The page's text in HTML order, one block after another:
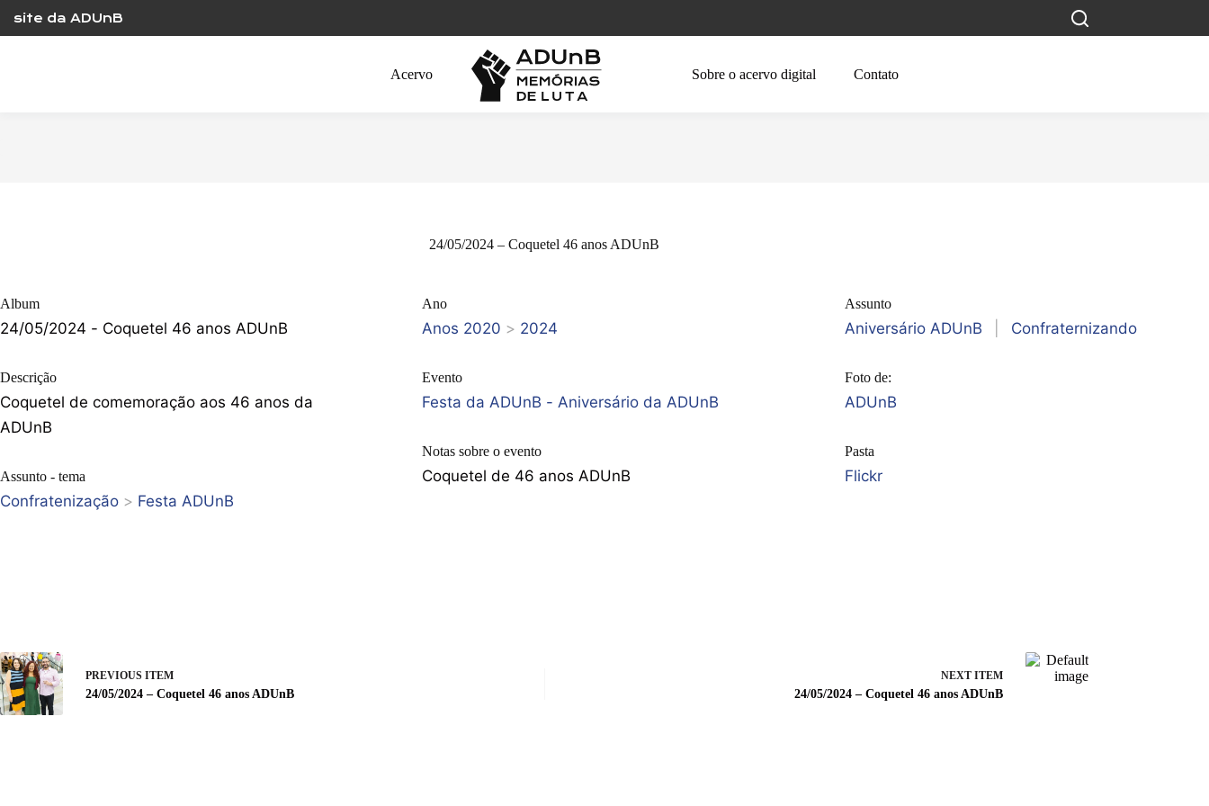
content
site da ADUnB
Acervo Sobre o acervo digital Contato
24/05/2024 – Coquetel 46 anos ADUnB
Album
24/05/2024 - Coquetel 46 anos ADUnB
Descrição
Coquetel de comemoração aos 46 anos da
ADUnB
Assunto - tema
Confratenização > Festa ADUnB
Ano
Anos 2020 > 2024
Evento
Festa da ADUnB - Aniversário da ADUnB
Notas sobre o evento
Coquetel de 46 anos ADUnB
Assunto
Aniversário ADUnB Confraternizando
Foto de:
ADUnB
Pasta
Flickr
PREVIOUS ITEM
24/05/2024 – Coquetel 46 anos ADUnB
NEXT ITEM
24/05/2024 – Coquetel 46 anos ADUnB